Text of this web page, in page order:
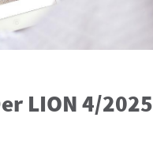
LION 4/2025